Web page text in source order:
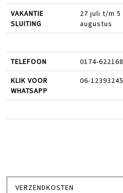
VAKANTIE
SLUITING
27 juli t/m 5
augustus
TELEFOON 0174-622168
KLIK VOOR
WHATSAPP
06-12393245
VERZENDKOSTEN